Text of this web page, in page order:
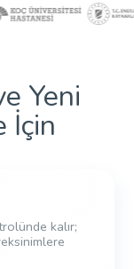
Yeni
İçin
kalır;